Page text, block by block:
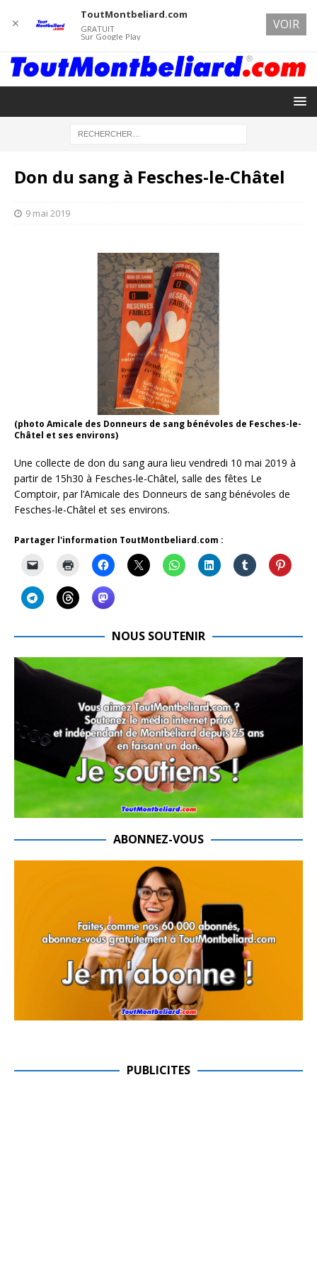
Don du sang à Fesches-le-Châtel
9 mai 2019
(photo Amicale des Donneurs de sang bénévoles de Fesches-le-
Châtel et ses environs)
Une collecte de don du sang aura lieu vendredi 10 mai 2019 à
partir de 15h30 à Fesches-le-Châtel, salle des fêtes Le
Comptoir, par l’Amicale des Donneurs de sang bénévoles de
Fesches-le-Châtel et ses environs.
Partager l'information ToutMontbeliard.com :
NOUS SOUTENIR
ABONNEZ-VOUS
PUBLICITES
✕
ToutMontbeliard.com
GRATUIT
Sur Google Play
VOIR